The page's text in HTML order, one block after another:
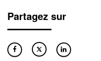
Partagez sur